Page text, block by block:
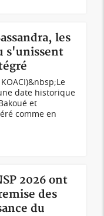
les
s'unissent
date historique
et
comme en
2026 ont
des
du